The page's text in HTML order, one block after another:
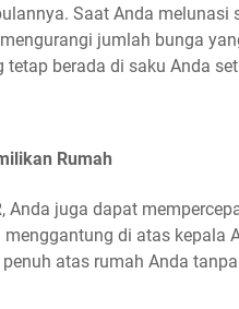
Saat Anda
jumlah bunga
tetap berada di saku Anda
Rumah
Anda juga dapat
menggantung di atas
atas rumah Anda